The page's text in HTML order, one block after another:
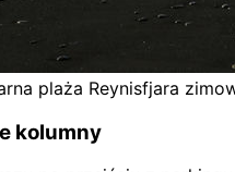
plaża Reynisfjara
kolumny